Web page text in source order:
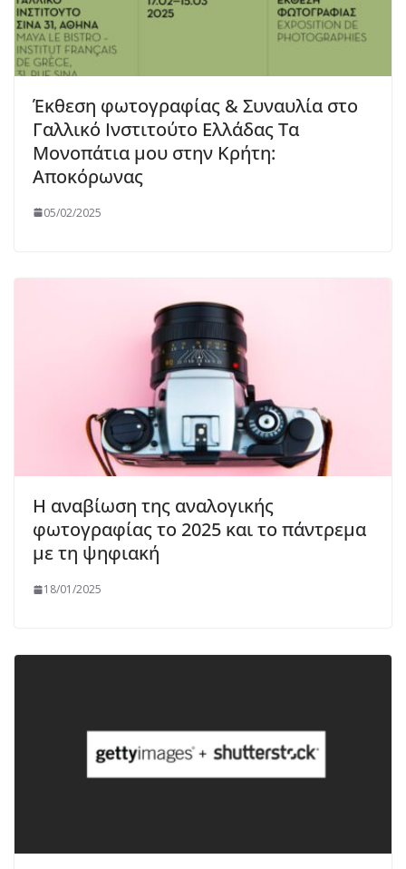
Έκθεση φωτογραφίας & Συναυλία στο
Γαλλικό Ινστιτούτο Ελλάδας Τα
Μονοπάτια μου στην Κρήτη:
Αποκόρωνας
05/02/2025
Η αναβίωση της αναλογικής
φωτογραφίας το 2025 και το πάντρεμα
με τη ψηφιακή
18/01/2025